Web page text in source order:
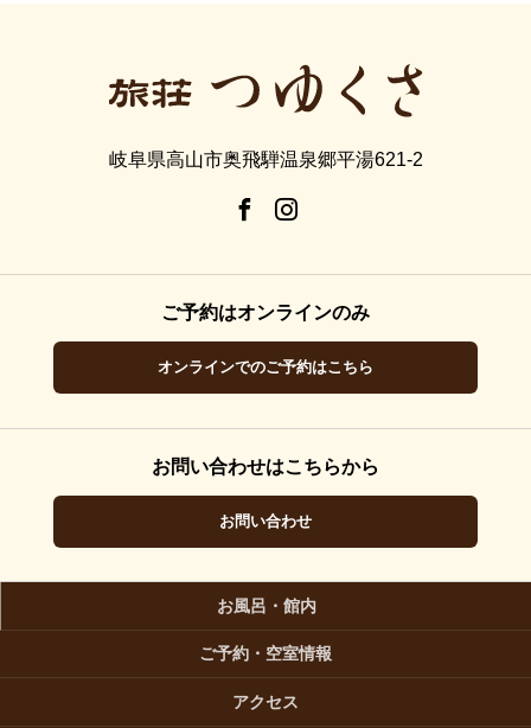
岐阜県高山市奥飛騨温泉郷平湯621-2
ご予約はオンラインのみ
オンラインでのご予約はこちら
お問い合わせはこちらから
お問い合わせ
お風呂・館内
ご予約・空室情報
アクセス